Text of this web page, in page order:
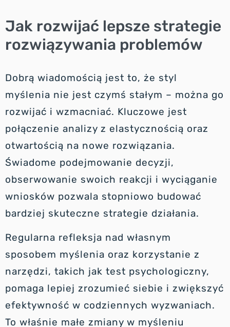
Jak rozwijać lepsze strategie
rozwiązywania problemów
Dobrą wiadomością jest to, że styl
myślenia nie jest czymś stałym – można go
rozwijać i wzmacniać. Kluczowe jest
połączenie analizy z elastycznością oraz
otwartością na nowe rozwiązania.
Świadome podejmowanie decyzji,
obserwowanie swoich reakcji i wyciąganie
wniosków pozwala stopniowo budować
bardziej skuteczne strategie działania.
Regularna refleksja nad własnym
sposobem myślenia oraz korzystanie z
narzędzi, takich jak test psychologiczny,
pomaga lepiej zrozumieć siebie i zwiększyć
efektywność w codziennych wyzwaniach.
To właśnie małe zmiany w myśleniu